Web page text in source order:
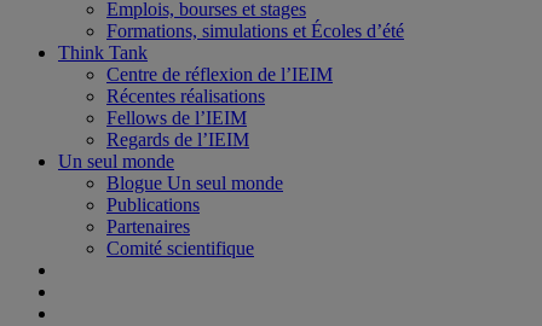
Emplois, bourses et stages
Formations, simulations et Écoles d’été
Think Tank
Centre de réflexion de l’IEIM
Récentes réalisations
Fellows de l’IEIM
Regards de l’IEIM
Un seul monde
Blogue Un seul monde
Publications
Partenaires
Comité scientifique